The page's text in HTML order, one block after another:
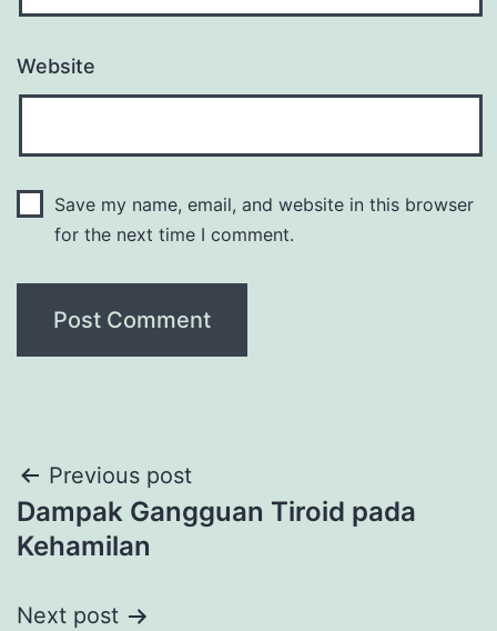
Website
Save my name, email, and website in this browser
for the next time I comment.
Post
navigation
Previous post
Dampak Gangguan Tiroid pada
Kehamilan
Next post